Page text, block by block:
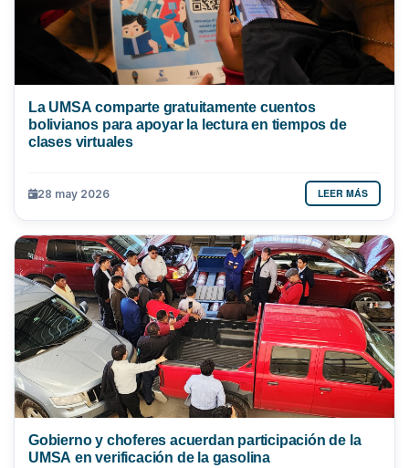
La UMSA comparte gratuitamente cuentos
bolivianos para apoyar la lectura en tiempos de
clases virtuales
28 may 2026 LEER MÁS
Gobierno y choferes acuerdan participación de la
UMSA en verificación de la gasolina